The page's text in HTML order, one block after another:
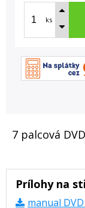
ks
7 palcová
Prílohy na
manual